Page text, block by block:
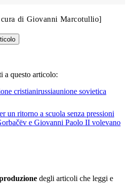
di Giovanni Marcotullio]
a questo articolo:
cristianirussiaunione sovietica
un ritorno a scuola senza pressioni
e Giovanni Paolo II volevano
degli articoli che leggi e